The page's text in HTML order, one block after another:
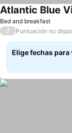
Bed and breakfast
Atlantic Blue
/ Puntuación no
Elige fechas